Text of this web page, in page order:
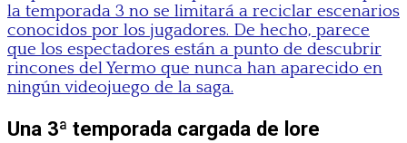
la temporada 3 no se limitará a reciclar escenarios
conocidos por los jugadores. De hecho, parece
que los espectadores están a punto de descubrir
rincones del Yermo que nunca han aparecido en
ningún videojuego de la saga.
Una 3ª temporada cargada de lore